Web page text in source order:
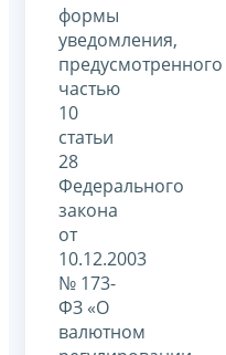
формы
уведомления,
предусмотренного
частью
10
статьи
28
Федерального
закона
от
10.12.2003
№ 173-
ФЗ «О
валютном